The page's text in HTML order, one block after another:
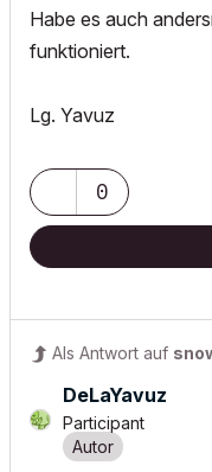
Habe es auch
funktioniert.
Lg. Yavuz
0
Als Antwort auf
DeLaYavuz
Participant